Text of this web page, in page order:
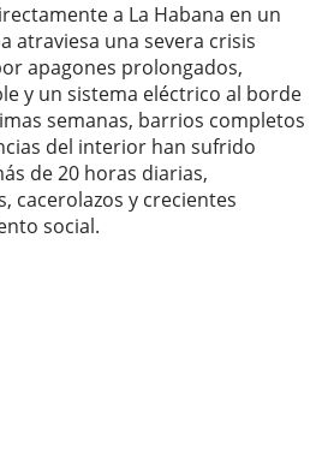
a La Habana en un
atraviesa una severa crisis
apagones prolongados,
y un sistema eléctrico al borde
semanas, barrios completos
del interior han sufrido
de 20 horas diarias,
cacerolazos y crecientes
social.